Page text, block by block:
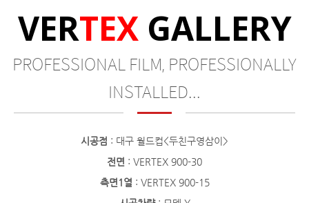
VERTEXGALLERY
PROFESSIONAL FILM, PROFESSIONALLY
INSTALLED...
시공점 : 대구 월드컵<두친구영삼이>
전면 : VERTEX 900-30
측면1열 : VERTEX 900-15